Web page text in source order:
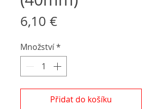
6,10 €Cena
Množství*
Přidat do košíku